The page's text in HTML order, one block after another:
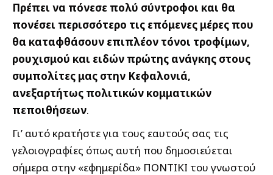
Πρέπει να πόνεσε πολύ σύντροφοι και θα
πονέσει περισσότερο τις επόμενες μέρες που
θα καταφθάσουν επιπλέον τόνοι τροφίμων,
ρουχισμού και ειδών πρώτης ανάγκης στους
συμπολίτες μας στην Κεφαλονιά,
ανεξαρτήτως πολιτικών κομματικών
πεποιθήσεων.
Γι’ αυτό κρατήστε για τους εαυτούς σας τις
γελοιογραφίες όπως αυτή που δημοσιεύεται
σήμερα στην «εφημερίδα» ΠΟΝΤΙΚΙ του γνωστού